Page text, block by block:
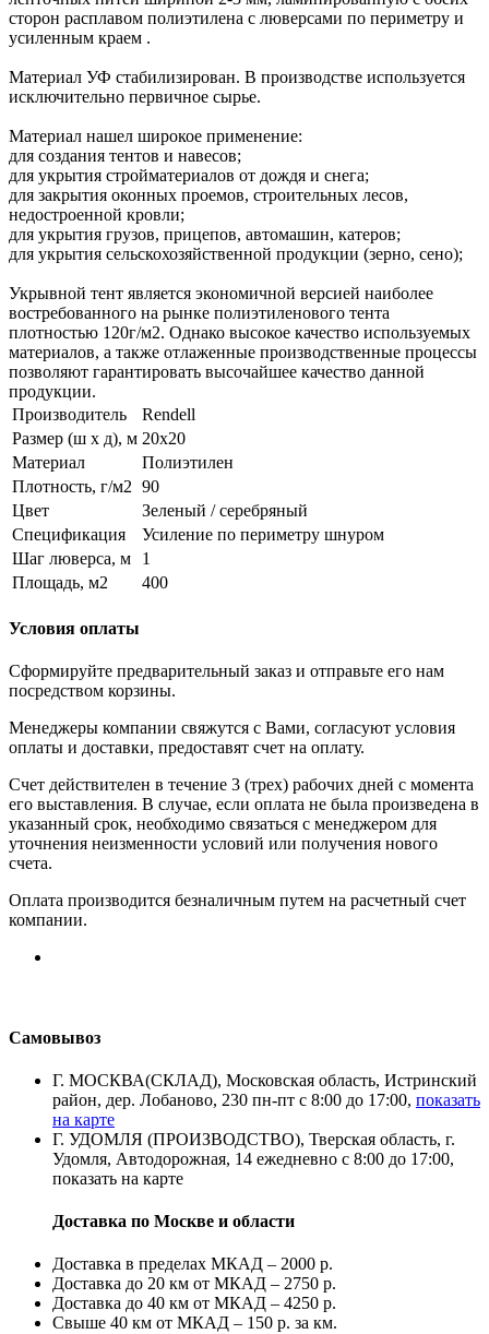
сторон расплавом полиэтилена с люверсами по периметру и
усиленным краем .
Материал УФ стабилизирован. В производстве используется
исключительно первичное сырье.
Материал нашел широкое применение:
для создания тентов и навесов;
для укрытия стройматериалов от дождя и снега;
для закрытия оконных проемов, строительных лесов,
недостроенной кровли;
для укрытия грузов, прицепов, автомашин, катеров;
для укрытия сельскохозяйственной продукции (зерно, сено);
Укрывной тент является экономичной версией наиболее
востребованного на рынке полиэтиленового тента
плотностью 120г/м2. Однако высокое качество используемых
материалов, а также отлаженные производственные процессы
позволяют гарантировать высочайшее качество данной
продукции.
Производитель
Rendell
Размер (ш х д), м 20х20
Материал
Полиэтилен
Плотность, г/м2 90
Цвет
Зеленый / серебряный
Спецификация
Усиление по периметру шнуром
Шаг люверса, м
1
Площадь, м2
400
Условия оплаты
Сформируйте предварительный заказ и отправьте его нам
посредством корзины.
Менеджеры компании свяжутся с Вами, согласуют условия
оплаты и доставки, предоставят счет на оплату.
Счет действителен в течение 3 (трех) рабочих дней с момента
его выставления. В случае, если оплата не была произведена в
указанный срок, необходимо связаться с менеджером для
уточнения неизменности условий или получения нового
счета.
Оплата производится безналичным путем на расчетный счет
компании.
Самовывоз
Г. МОСКВА(СКЛАД), Московская область, Истринский
район, дер. Лобаново, 230 пн-пт с 8:00 до 17:00, показать
на карте
Г. УДОМЛЯ (ПРОИЗВОДСТВО), Тверская область, г.
Удомля, Автодорожная, 14 ежедневно с 8:00 до 17:00,
показать на карте
Доставка по Москве и области
Доставка в пределах МКАД – 2000 р.
Доставка до 20 км от МКАД – 2750 р.
Доставка до 40 км от МКАД – 4250 р.
Свыше 40 км от МКАД – 150 р. за км.